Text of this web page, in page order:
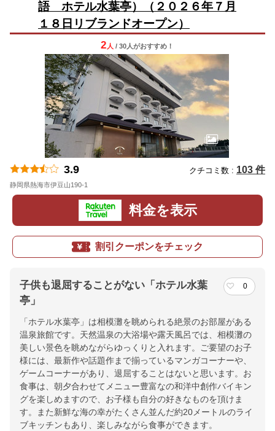
語 ホテル水葉亭）（２０２６年７月
１８日リブランドオープン）
2 人 / 30人がおすすめ！
3.9 クチコミ数 : 103 件
静岡県熱海市伊豆山190-1
料金を表示
割引クーポンをチェック
子供も退屈することがない「ホテル水葉
亭」
0
「ホテル水葉亭」は相模灘を眺められる絶景のお部屋がある
温泉旅館です。天然温泉の大浴場や露天風呂では、相模灘の
美しい景色を眺めながらゆっくりと入れます。ご要望のお子
様には、最新作や話題作まで揃っているマンガコーナーや、
ゲームコーナーがあり、退屈することはないと思います。お
食事は、朝夕合わせてメニュー豊富なの和洋中創作バイキン
グを楽しめますので、お子様も自分の好きなものを頂けま
す。また新鮮な海の幸がたくさん並んだ約20メートルのライ
ブキッチンもあり、楽しみながら食事ができます。